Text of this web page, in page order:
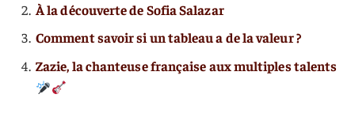
À la découverte de Sofia Salazar
Comment savoir si un tableau a de la valeur ?
Zazie, la chanteuse française aux multiples talents